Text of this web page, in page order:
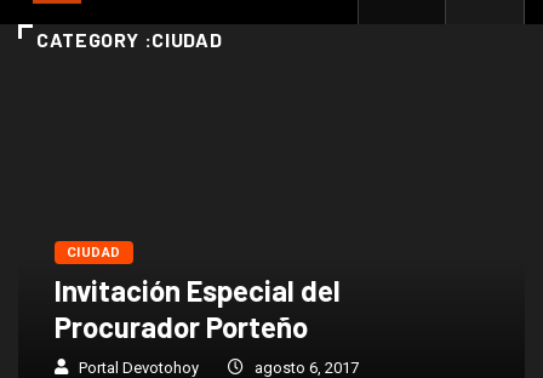
CATEGORY :CIUDAD
CIUDAD
Invitación Especial del
Procurador Porteño
Portal Devotohoy agosto 6, 2017